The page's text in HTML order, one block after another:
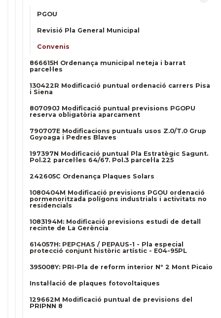
PGOU
Revisió Pla General Municipal
Convenis
866615H Ordenança municipal neteja i barrat
parcel·les
130422R Modificació puntual ordenació carrers Pisa
i Siena
807090J Modificació puntual previsions PGOPU
reserva obligatòria aparcament
790707E Modificacions puntuals usos Z.0/T.0 Grup
Goyoaga i Pedres Blaves
197397N Modificació puntual Pla Estratègic Sagunt.
Pol.22 parcel·les 64/67. Pol.3 parcel·la 225
242605C Ordenança Plaques Solars
1080404M Modificació previsions PGOU ordenació
pormenoritzada polígons industrials i activitats no
residencials
1083194M: Modificació previsions estudi de detall
recinte de La Gerència
614057H: PEPCHAS / PEPAUS-1 - Pla especial
protecció conjunt històric artístic - E04-95PL
395008Y: PRI-Pla de reform interior Nº 2 Mont Picaio
Instal·lació de plaques fotovoltaiques
129662M Modificació puntual de previsions del
PRIPNN 8